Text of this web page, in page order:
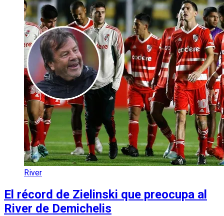
River
El récord de Zielinski que preocupa al
River de Demichelis